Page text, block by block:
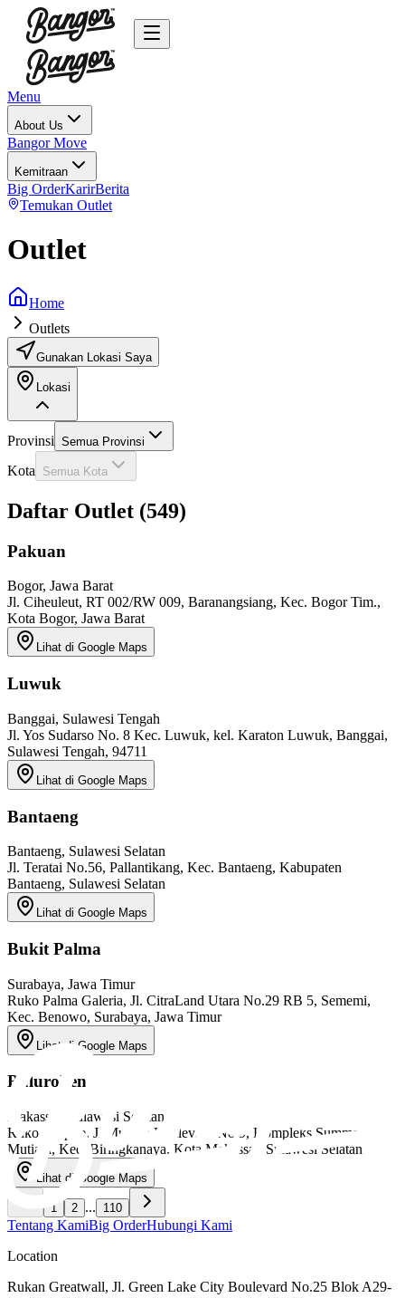
Menu
About Us
Bangor Move
Kemitraan
Big OrderKarirBerita
Temukan Outlet
Outlet
Home
Outlets
Gunakan Lokasi Saya
Lokasi
Provinsi Semua Provinsi
Kota Semua Kota
Daftar Outlet (549)
Pakuan
Bogor, Jawa Barat
Jl. Ciheuleut, RT 002/RW 009, Baranangsiang, Kec. Bogor Tim.,
Kota Bogor, Jawa Barat
Lihat di Google Maps
Luwuk
Banggai, Sulawesi Tengah
Jl. Yos Sudarso No. 8 Kec. Luwuk, kel. Karaton Luwuk, Banggai,
Sulawesi Tengah, 94711
Lihat di Google Maps
Bantaeng
Bantaeng, Sulawesi Selatan
Jl. Teratai No.56, Pallantikang, Kec. Bantaeng, Kabupaten
Bantaeng, Sulawesi Selatan
Lihat di Google Maps
Bukit Palma
Surabaya, Jawa Timur
Ruko Palma Galeria, Jl. CitraLand Utara No.29 RB 5, Sememi,
Kec. Benowo, Surabaya, Jawa Timur
Lihat di Google Maps
Bulurokeng
Makassar
, Sulawesi Selatan
Ruko Shapire, Jl Mutiara Boulevard No 9, Kompleks Summarecon
Mutiara, Kec. Biringkanaya, Kota Makassar, Sulawesi Selatan
Lihat di Google Maps
1 2 ... 110
Tentang KamiBig OrderHubungi Kami
Location
Rukan Greatwall, Jl. Green Lake City Boulevard No.25 Blok A29-